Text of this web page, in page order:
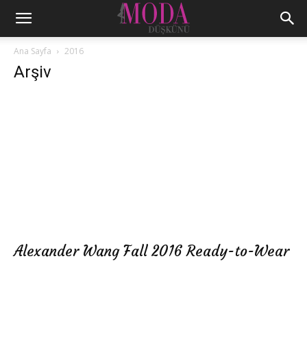
Ana Sayfa 2016
Arşiv
Alexander Wang Fall 2016 Ready-to-Wear